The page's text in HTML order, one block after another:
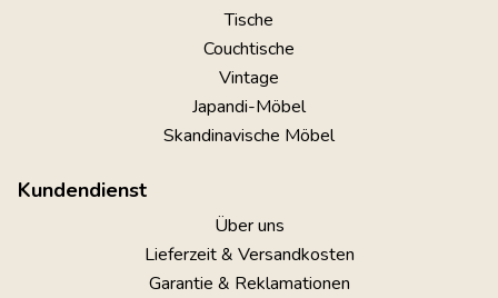
Tische
Couchtische
Vintage
Japandi-Möbel
Skandinavische Möbel
Kundendienst
Über uns
Lieferzeit & Versandkosten
Garantie & Reklamationen